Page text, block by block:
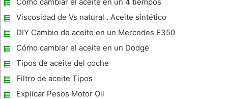
Suzuki
Viscosidad de Vs natural . Aceite sintético
DIY Cambio de aceite en un Mercedes E350
Cómo cambiar el aceite en un Dodge
Caliber 2007
Tipos de aceite del coche
Filtro de aceite Tipos
Explicar Pesos Motor Oil